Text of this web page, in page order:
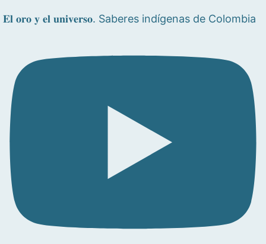
𝐄𝐥 𝐨𝐫𝐨 𝐲 𝐞𝐥 𝐮𝐧𝐢𝐯𝐞𝐫𝐬𝐨. Saberes indígenas de Colombia